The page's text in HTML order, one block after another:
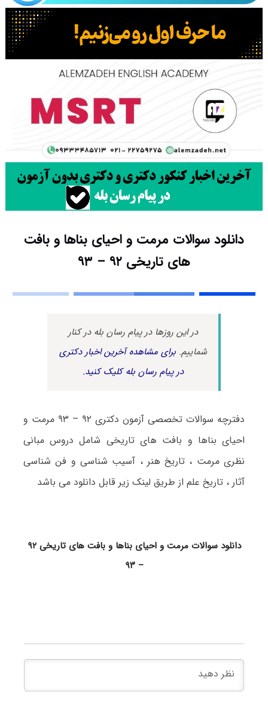
دانلود سوالات مرمت و احیای بناها و بافت
های تاریخی ۹۲ – ۹۳
در این روزها در پیام رسان بله در کنار
شماییم.برای مشاهده آخرین اخبار دکتری
در پیام رسان بله کلیک کنید.
دفترچه سوالات تخصصی آزمون دکتری ۹۲ – ۹۳ مرمت و
احیای بناها و بافت های تاریخی شامل دروس مبانی
نظری مرمت ، تاریخ هنر ، آسیب شناسی و فن شناسی
آثار ، تاریخ علم از طریق لینک زیر قابل دانلود می باشد
دانلود سوالات مرمت و احیای بناها و بافت های تاریخی ۹۲
– ۹۳